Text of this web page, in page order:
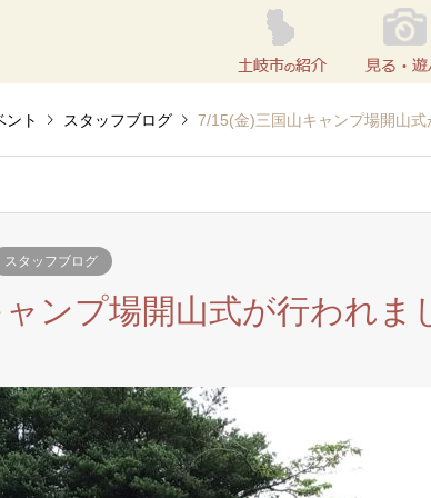
ント スタッフブログ 7/15(金)三国山キャンプ場開山式
スタッフブログ
ンプ場開山式が行われま